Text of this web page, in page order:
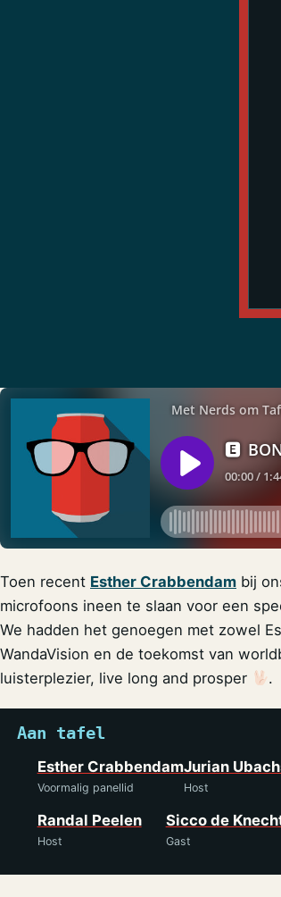
Toen recent Esther Crabbendam bij
microfoons ineen te slaan voor een
We hadden het genoegen met zowel
WandaVision en de toekomst van
luisterplezier, live long and prosper
.
Aan tafel
Esther Crabbendam
Voormalig panellid
Jurian
Host
Randal Peelen
Host
Sicco de
Gast